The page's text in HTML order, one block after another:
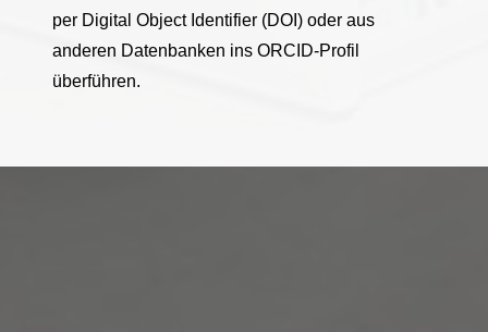
per Digital Object Identifier (DOI) oder aus
anderen Datenbanken ins ORCID-Profil
überführen.